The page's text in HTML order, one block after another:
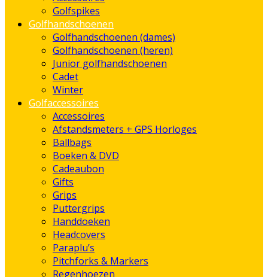
Golfspikes
Golfhandschoenen
Golfhandschoenen (dames)
Golfhandschoenen (heren)
Junior golfhandschoenen
Cadet
Winter
Golfaccessoires
Accessoires
Afstandsmeters + GPS Horloges
Ballbags
Boeken & DVD
Cadeaubon
Gifts
Grips
Puttergrips
Handdoeken
Headcovers
Paraplu’s
Pitchforks & Markers
Regenhoezen